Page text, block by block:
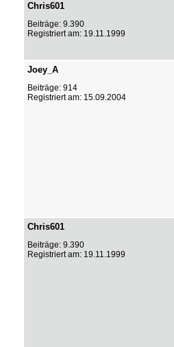
Chris601
Beiträge: 9.390
Registriert am: 19.11.1999
Joey_A
Beiträge: 914
Registriert am: 15.09.2004
Chris601
Beiträge: 9.390
Registriert am: 19.11.1999